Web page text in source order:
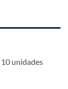
unidades